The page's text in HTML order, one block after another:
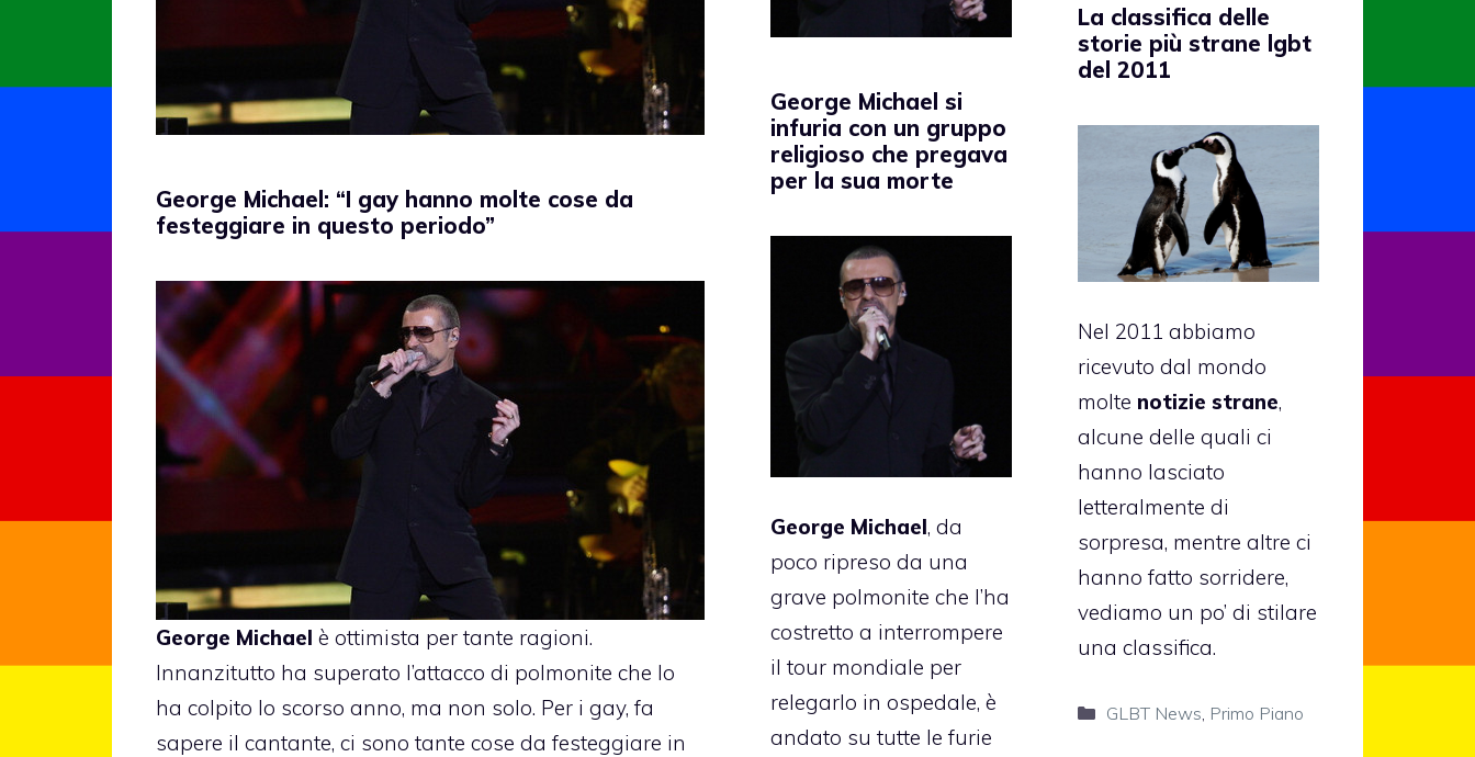
George Michael: “I gay hanno molte cose da
festeggiare in questo periodo”
George Michael è ottimista per tante ragioni.
Innanzitutto ha superato l’attacco di polmonite che lo
ha colpito lo scorso anno, ma non solo. Per i gay, fa
sapere il cantante, ci sono tante cose da festeggiare in
George Michael si
infuria con un gruppo
religioso che pregava
per la sua morte
George Michael, da
poco ripreso da una
grave polmonite che l’ha
costretto a interrompere
il tour mondiale per
relegarlo in ospedale, è
andato su tutte le furie
La classifica delle
storie più strane lgbt
del 2011
Nel 2011 abbiamo
ricevuto dal mondo
molte notizie strane,
alcune delle quali ci
hanno lasciato
letteralmente di
sorpresa, mentre altre ci
hanno fatto sorridere,
vediamo un po’ di stilare
una classifica.
Categorie
GLBT News Primo Piano